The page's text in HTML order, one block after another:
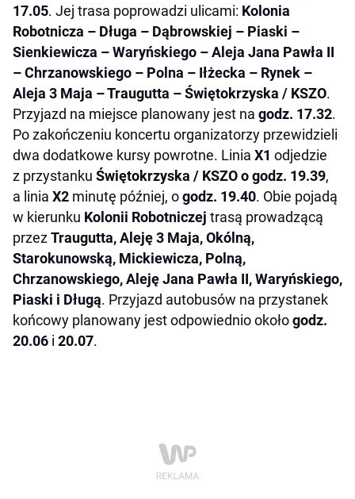
17.05. Jej trasa poprowadzi ulicami: Kolonia
Robotnicza – Długa – Dąbrowskiej – Piaski –
Sienkiewicza – Waryńskiego – Aleja Jana Pawła II
– Chrzanowskiego – Polna – Iłżecka – Rynek –
Aleja 3 Maja – Traugutta – Świętokrzyska / KSZO.
Przyjazd na miejsce planowany jest na godz. 17.32.
Po zakończeniu koncertu organizatorzy przewidzieli
dwa dodatkowe kursy powrotne. Linia X1 odjedzie
z przystanku Świętokrzyska / KSZO o godz. 19.39,
a linia X2 minutę później, ogodz. 19.40. Obie pojadą
w kierunku Kolonii Robotniczej trasą prowadzącą
przezTraugutta, Aleję 3 Maja, Okólną,
Starokunowską, Mickiewicza, Polną,
Chrzanowskiego, Aleję Jana Pawła II, Waryńskiego,
Piaski i Długą. Przyjazd autobusów na przystanek
końcowy planowany jest odpowiednio okołogodz.
20.06 i 20.07.